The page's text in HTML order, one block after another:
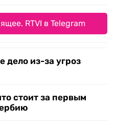
RTVI в Telegram
дело из-за угроз
стоит за первым